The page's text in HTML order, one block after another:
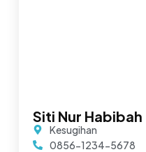
Siti Nur Habibah
Kesugihan
0856-1234-5678